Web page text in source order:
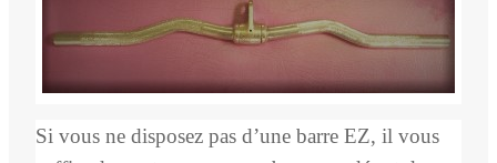
Si vous ne disposez pas d’une barre EZ, il vous